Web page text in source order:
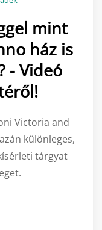
mint
ház is
- Videó
Victoria and
különleges,
tárgyat